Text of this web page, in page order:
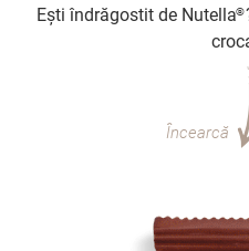
Ești îndrăgostit de Nutella®